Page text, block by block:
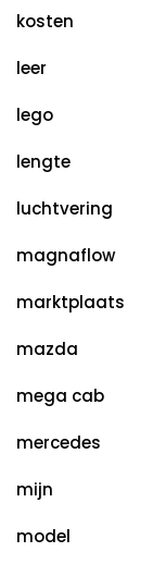
kosten
leer
lego
lengte
luchtvering
magnaflow
marktplaats
mazda
mega cab
mercedes
mijn
model